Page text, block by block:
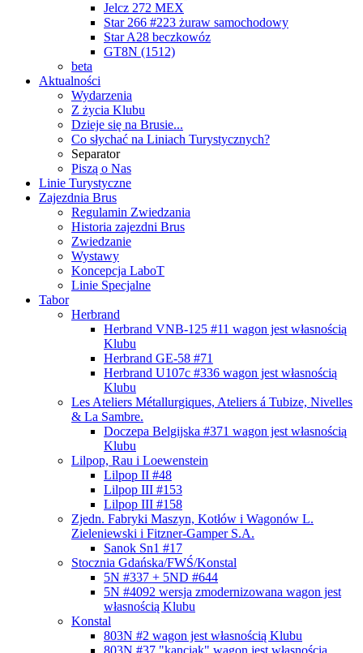
Jelcz 272 MEX
Star 266 #223 żuraw samochodowy
Star A28 beczkowóz
GT8N (1512)
beta
Aktualności
Wydarzenia
Z życia Klubu
Dzieje się na Brusie...
Co słychać na Liniach Turystycznych?
Separator
Piszą o Nas
Linie Turystyczne
Zajezdnia Brus
Regulamin Zwiedzania
Historia zajezdni Brus
Zwiedzanie
Wystawy
Koncepcja LaboT
Linie Specjalne
Tabor
Herbrand
Herbrand VNB-125 #11 wagon jest własnością
Klubu
Herbrand GE-58 #71
Herbrand U107c #336 wagon jest własnością
Klubu
Les Ateliers Métallurgiques, Ateliers á Tubize, Nivelles
& La Sambre.
Doczepa Belgijska #371 wagon jest własnością
Klubu
Lilpop, Rau i Loewenstein
Lilpop II #48
Lilpop III #153
Lilpop III #158
Zjedn. Fabryki Maszyn, Kotłów i Wagonów L.
Zieleniewski i Fitzner-Gamper S.A.
Sanok Sn1 #17
Stocznia Gdańska/FWŚ/Konstal
5N #337 + 5ND #644
5N #4092 wersja zmodernizowana wagon jest
własnością Klubu
Konstal
803N #2 wagon jest własnością Klubu
803N #37 "kanciak" wagon jest własnością